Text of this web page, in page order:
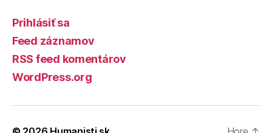
Prihlásiť sa
Feed záznamov
RSS feed komentárov
WordPress.org